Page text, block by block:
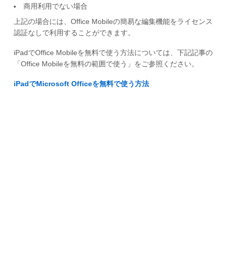
商用利用でない場合
上記の場合には、Office Mobileの簡易な編集機能をライセンス
認証なしで利用することができます。
iPadでOffice Mobileを無料で使う方法については、下記記事の
「Office Mobileを無料の範囲で使う」をご参照ください。
iPadでMicrosoft Officeを無料で使う方法